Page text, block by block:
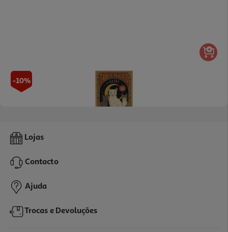
-10%
Livro Tarot Mágico Dos Gatos
22,00 € PVP de editor
19,80 €
Lojas
Contacto
Ajuda
Trocas e Devoluções